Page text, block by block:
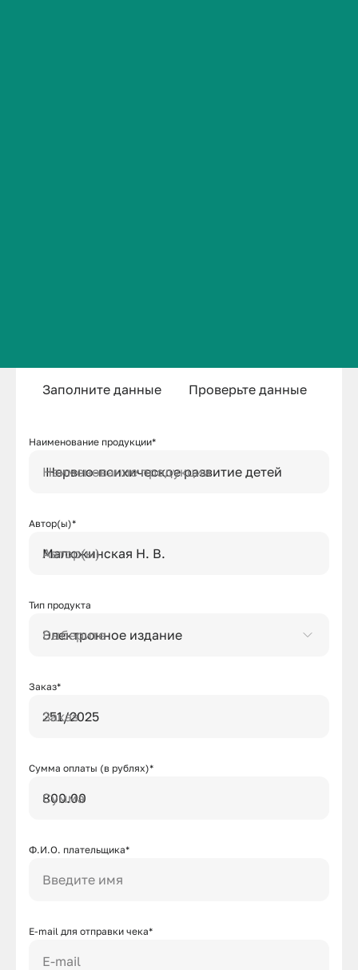
Заполните данные Проверьте данные
Наименование продукции*
Наименование продукции
Автор(ы)*
Автор(ы)
Тип продукта
Выберите
Заказ*
Заказ
Сумма оплаты (в рублях)*
Сумма
Ф.И.О. плательщика*
Введите имя
E-mail для отправки чека*
E-mail